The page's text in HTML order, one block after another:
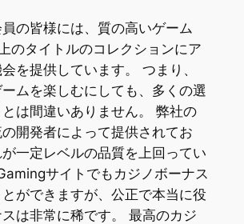
の皆様には、質の高いゲーム
のタイトルのコレクションにア
を提供しています。 つまり、
ムを楽しむにしても、多くの選
は間違いありません。 弊社の
開発者によって提供されてお
一定レベルの品質を上回ってい
サイトでもカジノボーナス
ができますが、公正で本当に役
は非常に稀です。 最高のカジ